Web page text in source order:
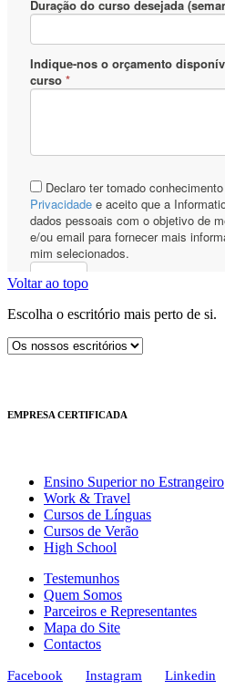
Voltar ao topo
Escolha o escritório mais perto de si.
EMPRESA CERTIFICADA
Ensino Superior no Estrangeiro
Work & Travel
Cursos de Línguas
Cursos de Verão
High School
Testemunhos
Quem Somos
Parceiros e Representantes
Mapa do Site
Contactos
Facebook Instagram Linkedin